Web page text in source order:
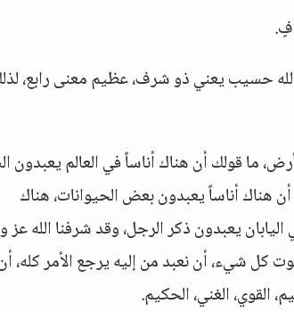
الله حسيب يعني ذو شرف، عظيم معنى رابع،
ما قولك أن هناك أناساً في العالم يعبدون
هناك أناساً يعبدون بعض الحيوانات، هناك
يعبدون ذكر الرجل، وقد شرفنا الله
كل شيء، أن نعبد من إليه يرجع الأمر كله،
القوي، الغني، الحكيم.